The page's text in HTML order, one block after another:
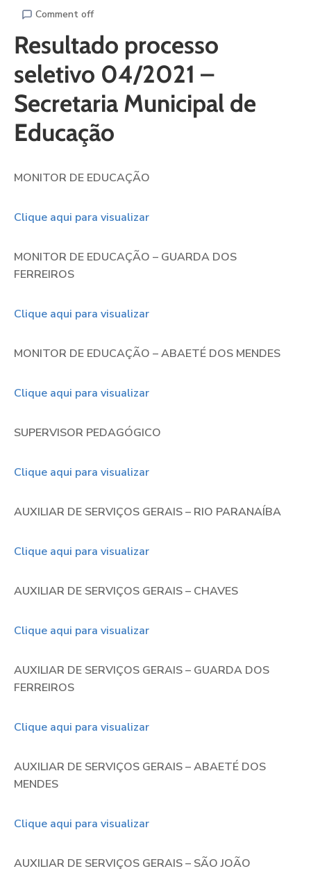
Comment off
Resultado processo
seletivo 04/2021 –
Secretaria Municipal de
Educação
MONITOR DE EDUCAÇÃO
Clique aqui para visualizar
MONITOR DE EDUCAÇÃO – GUARDA DOS
FERREIROS
Clique aqui para visualizar
MONITOR DE EDUCAÇÃO – ABAETÉ DOS MENDES
Clique aqui para visualizar
SUPERVISOR PEDAGÓGICO
Clique aqui para visualizar
AUXILIAR DE SERVIÇOS GERAIS – RIO PARANAÍBA
Clique aqui para visualizar
AUXILIAR DE SERVIÇOS GERAIS – CHAVES
Clique aqui para visualizar
AUXILIAR DE SERVIÇOS GERAIS – GUARDA DOS
FERREIROS
Clique aqui para visualizar
AUXILIAR DE SERVIÇOS GERAIS – ABAETÉ DOS
MENDES
Clique aqui para visualizar
AUXILIAR DE SERVIÇOS GERAIS – SÃO JOÃO